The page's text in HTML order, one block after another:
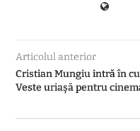
Articolul anterior
Cristian Mungiu intră în
Veste uriașă pentru